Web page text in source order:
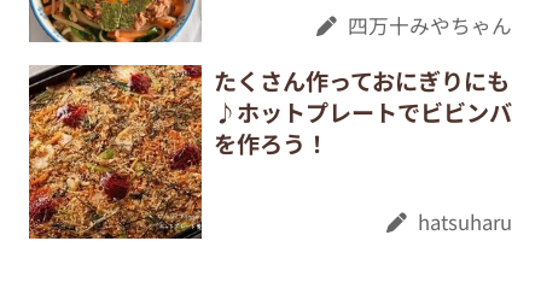
四万十みやちゃん
たくさん作っておにぎりにも
♪ホットプレートでビビンバ
を作ろう！
hatsuharu